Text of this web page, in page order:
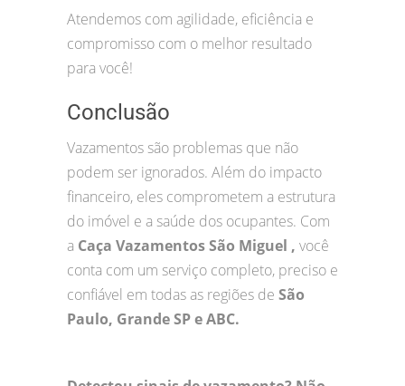
Atendemos com agilidade, eficiência e
compromisso com o melhor resultado
para você!
Conclusão
Vazamentos são problemas que não
podem ser ignorados. Além do impacto
financeiro, eles comprometem a estrutura
do imóvel e a saúde dos ocupantes. Com
a Caça Vazamentos São Miguel , você
conta com um serviço completo, preciso e
confiável em todas as regiões de São
Paulo, Grande SP e ABC.